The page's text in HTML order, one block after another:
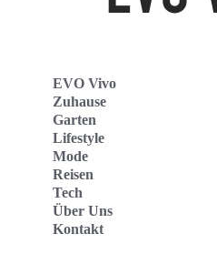
EVO Vivo
Zuhause
Garten
Lifestyle
Mode
Reisen
Tech
Über Uns
Kontakt